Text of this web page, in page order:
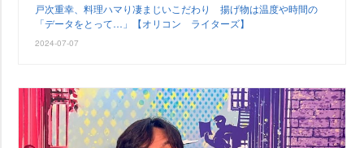
戸次重幸、料理ハマり凄まじいこだわり 揚げ物は温度や時間の
「データをとって…」【オリコン ライターズ】
2024-07-07